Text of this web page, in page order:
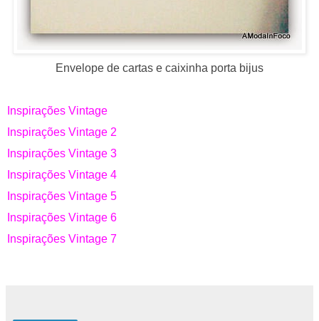
Envelope de cartas e caixinha porta bijus
Inspirações Vintage
Inspirações Vintage 2
Inspirações Vintage 3
Inspirações Vintage 4
Inspirações Vintage 5
Inspirações Vintage 6
Inspirações Vintage 7